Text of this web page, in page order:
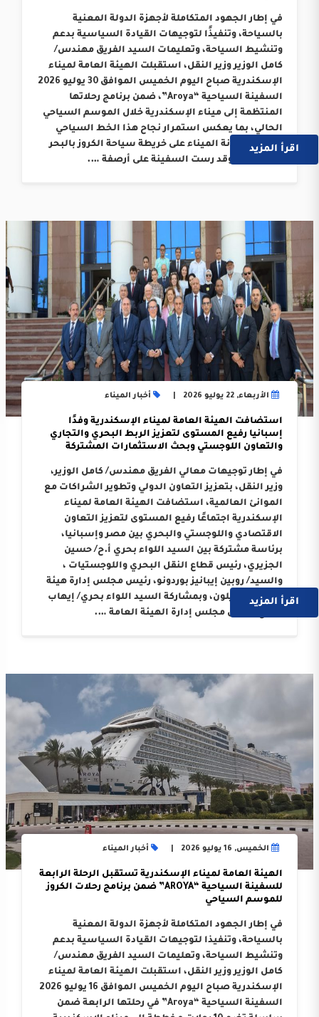
في إطار الجهود المتكاملة لأجهزة الدولة المعنية
بالسياحة، وتنفيذًا لتوجيهات القيادة السياسية بدعم
وتنشيط السياحة، وتعليمات السيد الفريق مهندس/
كامل الوزير وزير النقل، استقبلت الهيئة العامة لميناء
الإسكندرية صباح اليوم الخميس الموافق 30 يوليو 2026
السفينة السياحية “Aroya”، ضمن برنامج رحلاتها
المنتظمة إلى ميناء الإسكندرية خلال الموسم السياحي
الحالي، بما يعكس استمرار نجاح هذا الخط السياحي
وترسيخ مكانة الميناء على خريطة سياحة الكروز بالبحر
المتوسط. وقد رست السفينة على أرصفة ….
اقرأ المزيد
الأربعاء, 22 يوليو 2026 أخبار الميناء
استضافت الهيئة العامة لميناء الإسكندرية وفدًا
إسبانيا رفيع المستوى لتعزيز الربط البحري والتجاري
والتعاون اللوجستي وبحث الاستثمارات المشتركة
في إطار توجيهات معالي الفريق مهندس/ كامل الوزير،
وزير النقل، بتعزيز التعاون الدولي وتطوير الشراكات مع
الموانئ العالمية، استضافت الهيئة العامة لميناء
الإسكندرية اجتماعًا رفيع المستوى لتعزيز التعاون
الاقتصادي واللوجستي والبحري بين مصر وإسبانيا،
برئاسة مشتركة بين السيد اللواء بحري أ.ح/ حسين
الجزيري، رئيس قطاع النقل البحري واللوجستيات ،
والسيد/ روبين إيبانيز بوردونو، رئيس مجلس إدارة هيئة
ميناء كاستيلون، وبمشاركة السيد اللواء بحري/ إيهاب
صلاح، رئيس مجلس إدارة الهيئة العامة ….
اقرأ المزيد
الخميس, 16 يوليو 2026 أخبار الميناء
الهيئة العامة لميناء الإسكندرية تستقبل الرحلة الرابعة
للسفينة السياحية “AROYA” ضمن برنامج رحلات الكروز
للموسم السياحي
في إطار الجهود المتكاملة لأجهزة الدولة المعنية
بالسياحة، وتنفيذا لتوجيهات القيادة السياسية بدعم
وتنشيط السياحة، وتعليمات السيد الفريق مهندس/
كامل الوزير وزير النقل، استقبلت الهيئة العامة لميناء
الإسكندرية صباح اليوم الخميس الموافق 16 يوليو 2026
السفينة السياحية “Aroya” في رحلتها الرابعة ضمن